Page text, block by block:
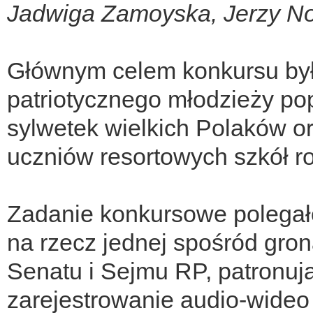
Jadwiga Zamoyska, Jerzy
Głównym celem konkursu
patriotycznego młodzieży
sylwetek wielkich Polaków
uczniów resortowych szkół
Zadanie konkursowe
na rzecz jednej spośród
Senatu i Sejmu RP,
zarejestrowanie audio-